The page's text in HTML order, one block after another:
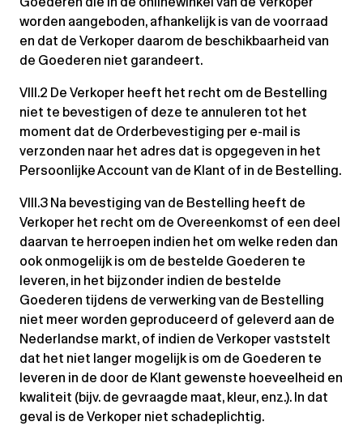
worden aangeboden, afhankelijk is van de voorraad
en dat de Verkoper daarom de beschikbaarheid van
de Goederen niet garandeert.
VIII.2 De Verkoper heeft het recht om de Bestelling
niet te bevestigen of deze te annuleren tot het
moment dat de Orderbevestiging per e-mail is
verzonden naar het adres dat is opgegeven in het
Persoonlijke Account van de Klant of in de Bestelling.
VIII.3 Na bevestiging van de Bestelling heeft de
Verkoper het recht om de Overeenkomst of een deel
daarvan te herroepen indien het om welke reden dan
ook onmogelijk is om de bestelde Goederen te
leveren, in het bijzonder indien de bestelde
Goederen tijdens de verwerking van de Bestelling
niet meer worden geproduceerd of geleverd aan de
Nederlandse markt, of indien de Verkoper vaststelt
dat het niet langer mogelijk is om de Goederen te
leveren in de door de Klant gewenste hoeveelheid en
kwaliteit (bijv. de gevraagde maat, kleur, enz.). In dat
geval is de Verkoper niet schadeplichtig.